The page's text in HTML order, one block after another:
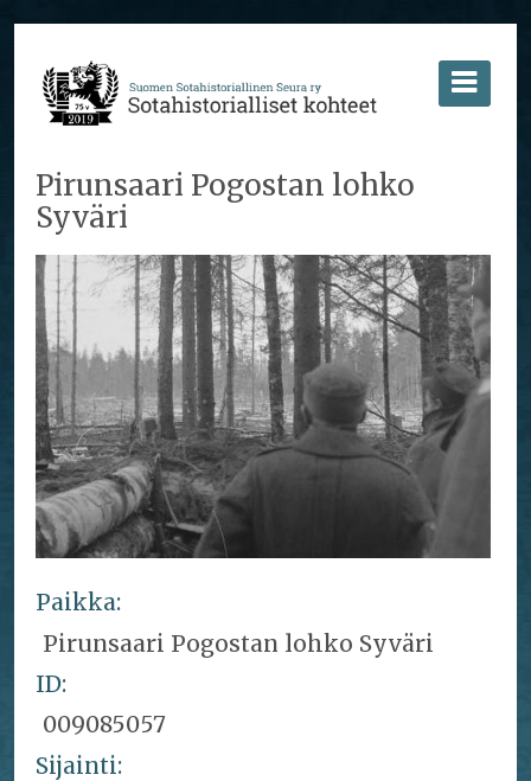
Pirunsaari Pogostan lohko
Syväri
Paikka:
Pirunsaari Pogostan lohko Syväri
ID:
009085057
Sijainti: